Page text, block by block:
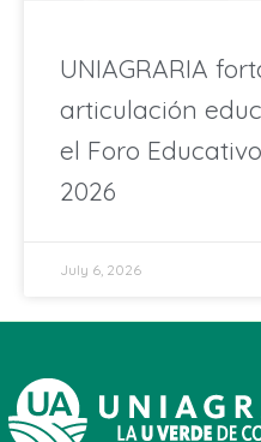
UNIAGRARIA
articulación
el Foro
2026
July 6, 2026